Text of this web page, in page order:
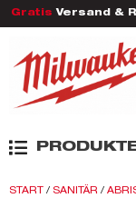
Gratis Versand &
START / SANITÄR /